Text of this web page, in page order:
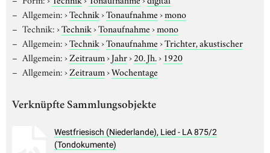
Allgemein:›Technik›Tonaufnahme›mono
Technik:›Technik›Tonaufnahme›mono
Allgemein:›Technik›Tonaufnahme›Trichter, akustischer
Allgemein:›Zeitraum›Jahr›20. Jh.› 1920
Allgemein:›Zeitraum›Wochentage
Verknüpfte Sammlungsobjekte
Westfriesisch (Niederlande), Lied - LA 875/2
(Tondokumente)